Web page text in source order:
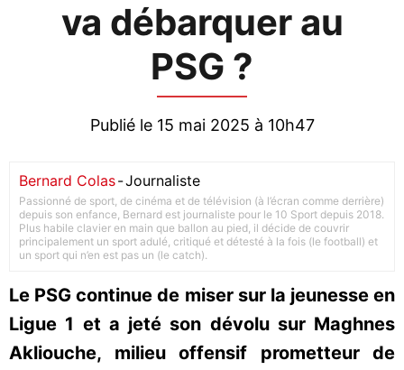
va débarquer au
PSG ?
Publié le 15 mai 2025 à 10h47
Bernard Colas-Journaliste
Passionné de sport, de cinéma et de télévision (à l’écran comme derrière)
depuis son enfance, Bernard est journaliste pour le 10 Sport depuis 2018.
Plus habile clavier en main que ballon au pied, il décide de couvrir
principalement un sport adulé, critiqué et détesté à la fois (le football) et
un sport qui n’en est pas un (le catch).
Le PSG continue de miser sur la jeunesse en
Ligue 1 et a jeté son dévolu sur Maghnes
Akliouche, milieu offensif prometteur de